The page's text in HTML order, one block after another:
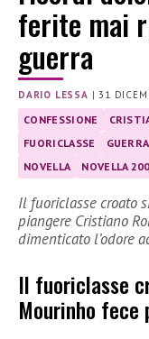
ferite mai
guerra
DARIO LESSA |31
CONFESSIONE
FUORICLASSE
GUERRA
NOVELLA
NOVELLA
Il fuoriclasse croato
piangere Cristiano
dimenticato l’odore
Il fuoriclasse
Mourinho fece